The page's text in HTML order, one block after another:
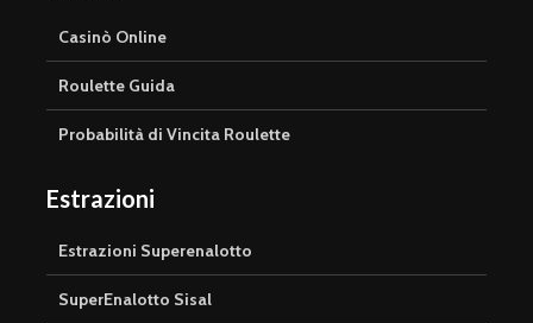
Casinò Online
Roulette Guida
Probabilità di Vincita Roulette
Estrazioni
Estrazioni Superenalotto
SuperEnalotto Sisal